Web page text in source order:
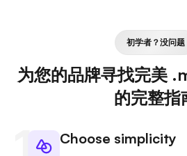
初学者？没问题
为您的品牌寻找完美
的完整指
Choose simplicity